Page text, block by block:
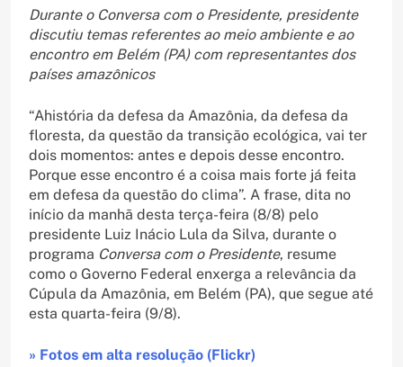
Durante o Conversa com o Presidente, presidente
discutiu temas referentes ao meio ambiente e ao
encontro em Belém (PA) com representantes dos
países amazônicos
“Ahistória da defesa da Amazônia, da defesa da
floresta, da questão da transição ecológica, vai ter
dois momentos: antes e depois desse encontro.
Porque esse encontro é a coisa mais forte já feita
em defesa da questão do clima”. A frase, dita no
início da manhã desta terça-feira (8/8) pelo
presidente Luiz Inácio Lula da Silva, durante o
programa Conversa com o Presidente, resume
como o Governo Federal enxerga a relevância da
Cúpula da Amazônia, em Belém (PA), que segue até
esta quarta-feira (9/8).
» Fotos em alta resolução (Flickr)